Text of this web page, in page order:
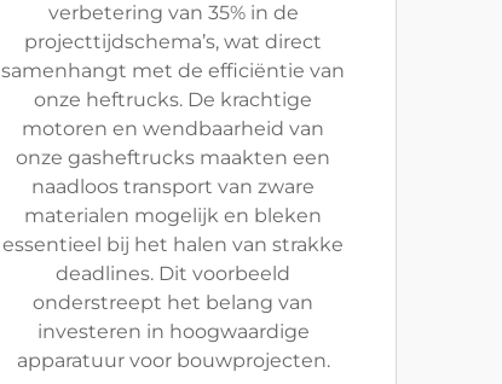
verbetering van 35% in de
projecttijdschema’s, wat direct
samenhangt met de efficiëntie van
onze heftrucks. De krachtige
motoren en wendbaarheid van
onze gasheftrucks maakten een
naadloos transport van zware
materialen mogelijk en bleken
essentieel bij het halen van strakke
deadlines. Dit voorbeeld
onderstreept het belang van
investeren in hoogwaardige
apparatuur voor bouwprojecten.